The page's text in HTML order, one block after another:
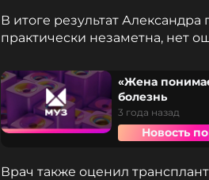
В итоге результат
практически незаметна, нет
«Жена
болезнь
3 года назад
Новость
Врач также оценил